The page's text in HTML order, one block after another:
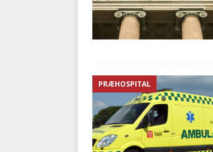
PRÆHOSPITAL